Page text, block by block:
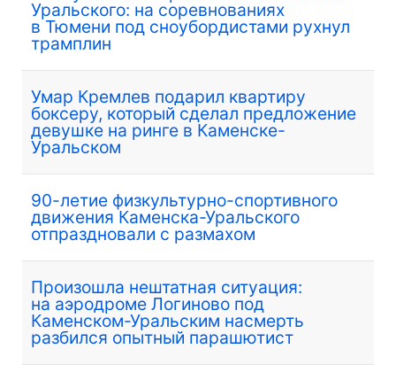
Уральского: на соревнованиях
в Тюмени под сноубордистами рухнул
трамплин
Умар Кремлев подарил квартиру
боксеру, который сделал предложение
девушке на ринге в Каменске-
Уральском
90-летие физкультурно-спортивного
движения Каменска-Уральского
отпраздновали с размахом
Произошла нештатная ситуация:
на аэродроме Логиново под
Каменском-Уральским насмерть
разбился опытный парашютист